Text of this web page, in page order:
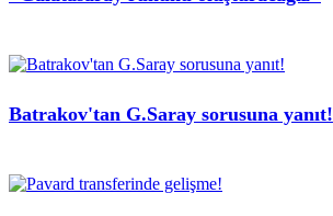
Batrakov'tan G.Saray sorusuna yanıt!